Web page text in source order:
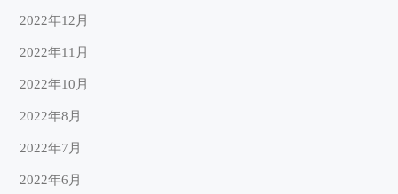
2022年12月
2022年11月
2022年10月
2022年8月
2022年7月
2022年6月